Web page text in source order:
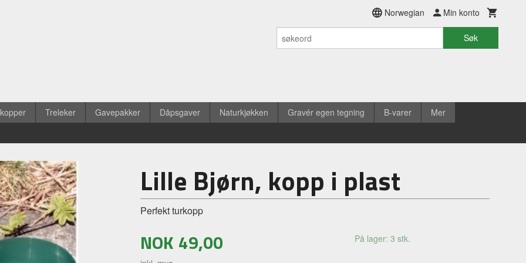
Norwegian Min konto
Søk
Treleker Gavepakker Dåpsgaver Naturkjøkken Gravér egen tegning B-varer Mer
Lille Bjørn, kopp i plast
Perfekt turkopp
NOK 49,00 På lager: 3 stk.